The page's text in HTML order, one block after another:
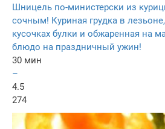
Шницель по-министерски из
сочным! Куриная грудка в
кусочках булки и обжаренная на
блюдо на праздничный ужин!
30 мин
–
4.5
274